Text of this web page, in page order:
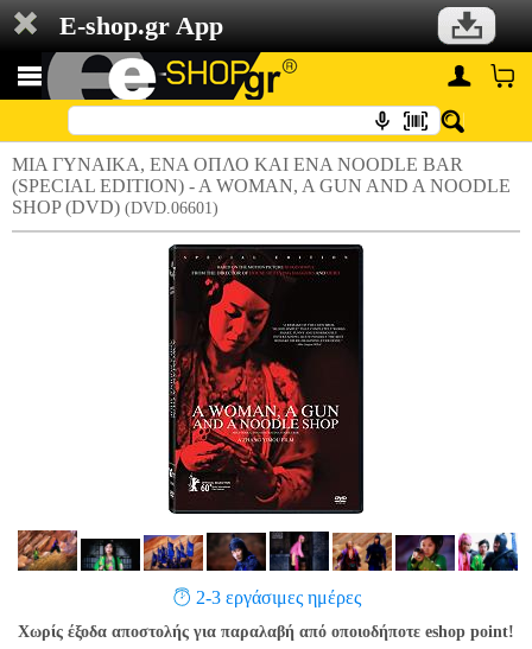
E-shop.gr App
ΜΙΑ ΓΥΝΑΙΚΑ, ΕΝΑ ΟΠΛΟ ΚΑΙ ΕΝΑ NOODLE BAR
(SPECIAL EDITION) - A WOMAN, A GUN AND A NOODLE
SHOP (DVD) (DVD.06601)
2-3 εργάσιμες ημέρες
Χωρίς έξοδα αποστολής για παραλαβή από οποιοδήποτε eshop point!